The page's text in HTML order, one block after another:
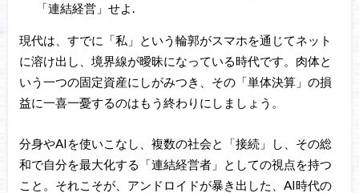
「連結経営」せよ.
現代は、すでに「私」という輪郭がスマホを通じてネット
に溶け出し、境界線が曖昧になっている時代です。肉体と
いう一つの固定資産にしがみつき、その「単体決算」の損
益に一喜一憂するのはもう終わりにしましょう。
分身やAIを使いこなし、複数の社会と「接続」し、その総
和で自分を最大化する「連結経営者」としての視点を持つ
こと。それこそが、アンドロイドが暴き出した、AI時代の